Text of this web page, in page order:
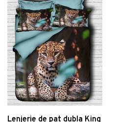
Lenjerie de pat dubla King